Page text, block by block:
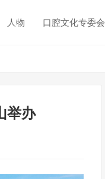
人物 口腔文化专委会
举办